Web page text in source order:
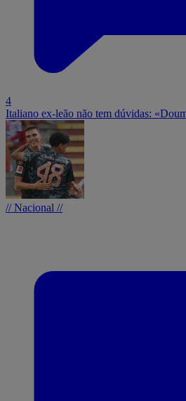
4
Italiano ex-leão não tem dúvidas:
// Nacional //